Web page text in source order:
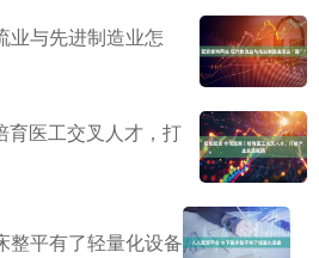
业与先进制造业怎
育医工交叉人才，打
整平有了轻量化设备